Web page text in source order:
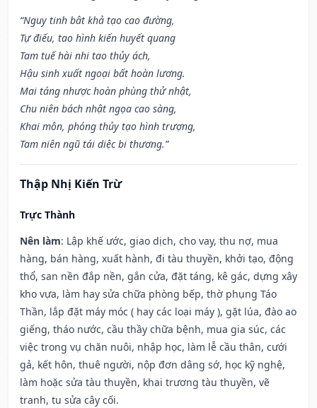
“Nguy tinh bât khả tạo cao đường,
Tự điếu, tao hình kiến huyết quang
Tam tuế hài nhi tao thủy ách,
Hậu sinh xuất ngoại bất hoàn lương.
Mai táng nhược hoàn phùng thử nhật,
Chu niên bách nhật ngọa cao sàng,
Khai môn, phóng thủy tạo hình trượng,
Tam niên ngũ tái diệc bi thương.”
Thập Nhị Kiến Trừ
Trực Thành
Nên làm: Lập khế ước, giao dịch, cho vay, thu nợ, mua
hàng, bán hàng, xuất hành, đi tàu thuyền, khởi tạo, động
thổ, san nền đắp nền, gắn cửa, đặt táng, kê gác, dựng xây
kho vựa, làm hay sửa chữa phòng bếp, thờ phụng Táo
Thần, lắp đặt máy móc ( hay các loại máy ), gặt lúa, đào ao
giếng, tháo nước, cầu thầy chữa bệnh, mua gia súc, các
việc trong vụ chăn nuôi, nhập học, làm lễ cầu thân, cưới
gả, kết hôn, thuê người, nộp đơn dâng sớ, học kỹ nghệ,
làm hoặc sửa tàu thuyền, khai trương tàu thuyền, vẽ
tranh, tu sửa cây cối.